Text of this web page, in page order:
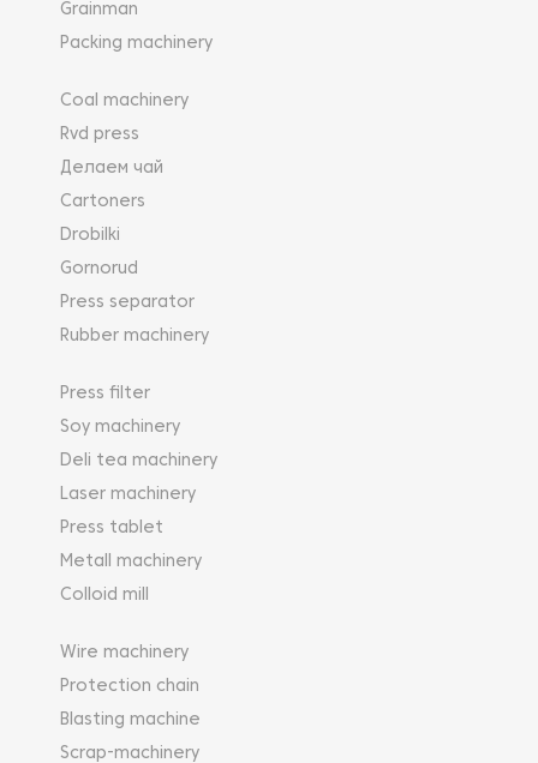
Grainman
Packing machinery
Coal machinery
Rvd press
Делаем чай
Cartoners
Drobilki
Gornorud
Press separator
Rubber machinery
Press filter
Soy machinery
Deli tea machinery
Laser machinery
Press tablet
Metall machinery
Colloid mill
Wire machinery
Protection chain
Blasting machine
Scrap-machinery